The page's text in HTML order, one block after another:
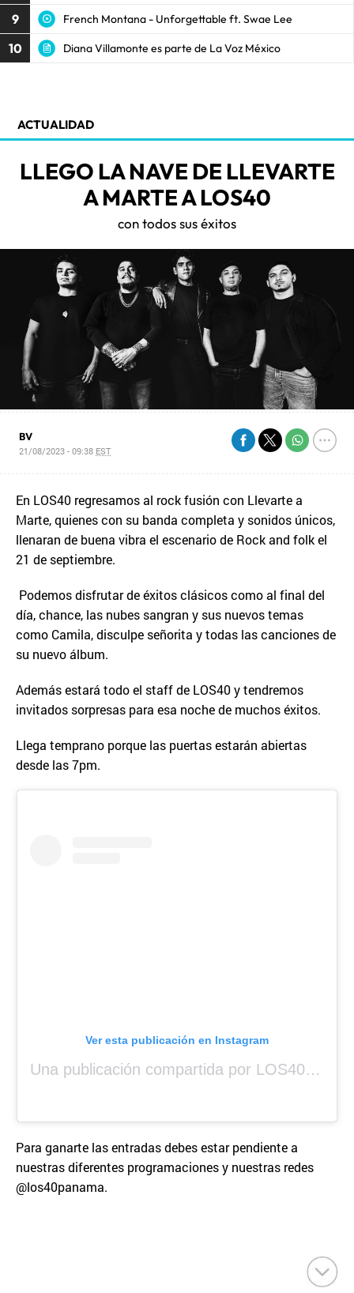
9 French Montana - Unforgettable ft. Swae Lee
10 Diana Villamonte es parte de La Voz México
ACTUALIDAD
LLEGO LA NAVE DE LLEVARTE
A MARTE A LOS40
con todos sus éxitos
BV
21/08/2023 - 09:38 EST
En LOS40 regresamos al rock fusión con Llevarte a
Marte, quienes con su banda completa y sonidos únicos,
llenaran de buena vibra el escenario de Rock and folk el
21 de septiembre.
Podemos disfrutar de éxitos clásicos como al final del
día, chance, las nubes sangran y sus nuevos temas
como Camila, disculpe señorita y todas las canciones de
su nuevo álbum.
Además estará todo el staff de LOS40 y tendremos
invitados sorpresas para esa noche de muchos éxitos.
Llega temprano porque las puertas estarán abiertas
desde las 7pm.
Ver esta publicación en Instagram
Una publicación compartida por LOS40 Panamá (@los40panama)
Para ganarte las entradas debes estar pendiente a
nuestras diferentes programaciones y nuestras redes
@los40panama.